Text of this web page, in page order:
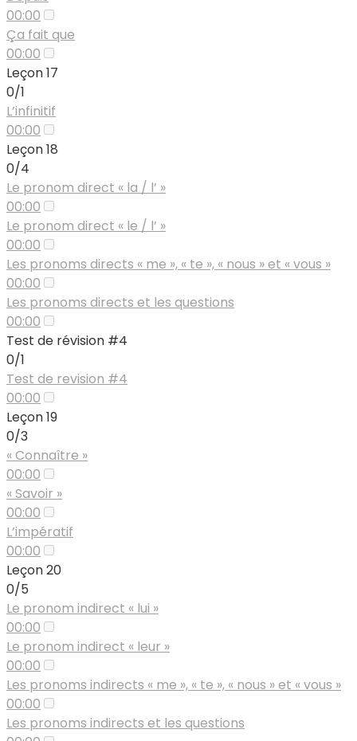
00:00
Ça fait que
00:00
Leçon 17
0/1
L’infinitif
00:00
Leçon 18
0/4
Le pronom direct « la / l’ »
00:00
Le pronom direct « le / l’ »
00:00
Les pronoms directs « me », « te », « nous » et « vous »
00:00
Les pronoms directs et les questions
00:00
Test de révision #4
0/1
Test de revision #4
00:00
Leçon 19
0/3
« Connaître »
00:00
« Savoir »
00:00
L’impératif
00:00
Leçon 20
0/5
Le pronom indirect « lui »
00:00
Le pronom indirect « leur »
00:00
Les pronoms indirects « me », « te », « nous » et « vous »
00:00
Les pronoms indirects et les questions